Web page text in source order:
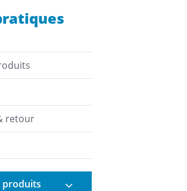
retour
produits